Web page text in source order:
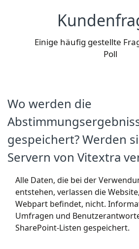
Einige häufig gestellte
Poll
Wo werden die
gespeichert? Werden
Servern von Vitextra
Alle Daten, die bei der
entstehen, verlassen die
Webpart befindet, nicht.
Umfragen und
SharePoint-Listen gespeichert.